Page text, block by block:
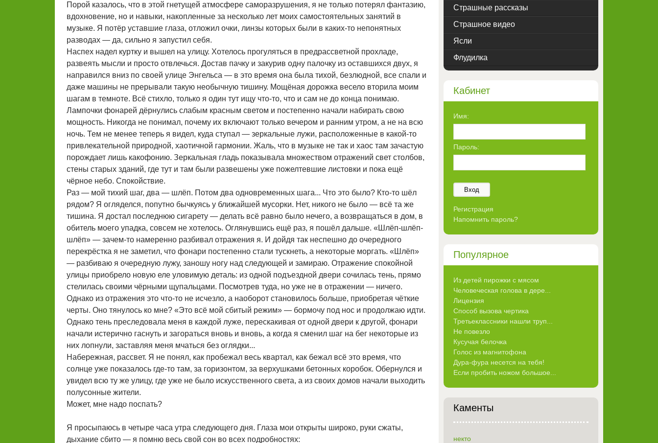
Порой казалось, что в этой гнетущей атмосфере саморазрушения, я не только потерял фантазию,
вдохновение, но и навыки, накопленные за несколько лет моих самостоятельных занятий в
музыке. Я потёр уставшие глаза, отложил очки, линзы которых были в каких-то непонятных
разводах — да, сильно я запустил себя.
Наспех надел куртку и вышел на улицу. Хотелось прогуляться в предрассветной прохладе,
развеять мысли и просто отвлечься. Достав пачку и закурив одну палочку из оставшихся двух, я
направился вниз по своей улице Энгельса — в это время она была тихой, безлюдной, все спали и
даже машины не прерывали такую необычную тишину. Мощёная дорожка весело вторила моим
шагам в темноте. Всё стихло, только я один тут ищу что-то, что и сам не до конца понимаю.
Лампочки фонарей дёрнулись слабым красным светом и постепенно начали набирать свою
мощность. Никогда не понимал, почему их включают только вечером и ранним утром, а не на всю
ночь. Тем не менее теперь я видел, куда ступал — зеркальные лужи, расположенные в какой-то
привлекательной природной, хаотичной гармонии. Жаль, что в музыке не так и хаос там зачастую
порождает лишь какофонию. Зеркальная гладь показывала множеством отражений свет столбов,
стены старых зданий, где тут и там были развешены уже пожелтевшие листовки и пока ещё
чёрное небо. Спокойствие.
Раз — мой тихий шаг, два — шлёп. Потом два одновременных шага... Что это было? Кто-то шёл
рядом? Я огляделся, попутно бычкуясь у ближайшей мусорки. Нет, никого не было — всё та же
тишина. Я достал последнюю сигарету — делать всё равно было нечего, а возвращаться в дом, в
обитель моего упадка, совсем не хотелось. Оглянувшись ещё раз, я пошёл дальше. «Шлёп-шлёп-
шлёп» — зачем-то намеренно разбивал отражения я. И дойдя так неспешно до очередного
перекрёстка я не заметил, что фонари постепенно стали тускнеть, а некоторые моргать. «Шлёп»
— разбиваю я очередную лужу, заношу ногу над следующей и замираю. Отражение спокойной
улицы приобрело новую еле уловимую деталь: из одной подъездной двери сочилась тень, прямо
стелилась своими чёрными щупальцами. Посмотрев туда, но уже не в отражении — ничего.
Однако из отражения это что-то не исчезло, а наоборот становилось больше, приобретая чёткие
черты. Оно тянулось ко мне? «Это всё мой сбитый режим» — бормочу под нос и продолжаю идти.
Однако тень преследовала меня в каждой луже, перескакивая от одной двери к другой, фонари
начали истерично гаснуть и загораться вновь и вновь, а когда я сменил шаг на бег некоторые из
них лопнули, заставляя меня мчаться без оглядки...
Набережная, рассвет. Я не понял, как пробежал весь квартал, как бежал всё это время, что
солнце уже показалось где-то там, за горизонтом, за верхушками бетонных коробок. Обернулся и
увидел всю ту же улицу, где уже не было искусственного света, а из своих домов начали выходить
полусонные жители.
Может, мне надо поспать?
Я просыпаюсь в четыре часа утра следующего дня. Глаза мои открыты широко, руки сжаты,
дыхание сбито — я помню весь свой сон во всех подробностях:
Страшные рассказы
Страшное видео
Ясли
Флудилка
Кабинет
Имя:
Пароль:
Вход
Регистрация
Напомнить пароль?
Популярное
Из детей пирожки с мясом
Человеческая голова в дере...
Лицензия
Способ вызова чертика
Третьеклассники нашли труп...
Не повезло
Кусучая белочка
Голос из магнитофона
Дура-фура несется на тебя!
Если пробить ножом большое...
Каменты
некто